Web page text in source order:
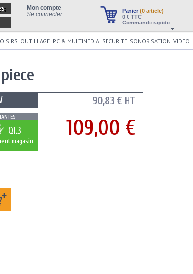
Panier (0 article)
0 € TTC
Commande rapide
Mon compte
Se connecter...
OUTILLAGE PC & MULTIMEDIA SECURITE SONORISATION VIDEO
Q1.3
magasin
90,83 € HT
109,00 €